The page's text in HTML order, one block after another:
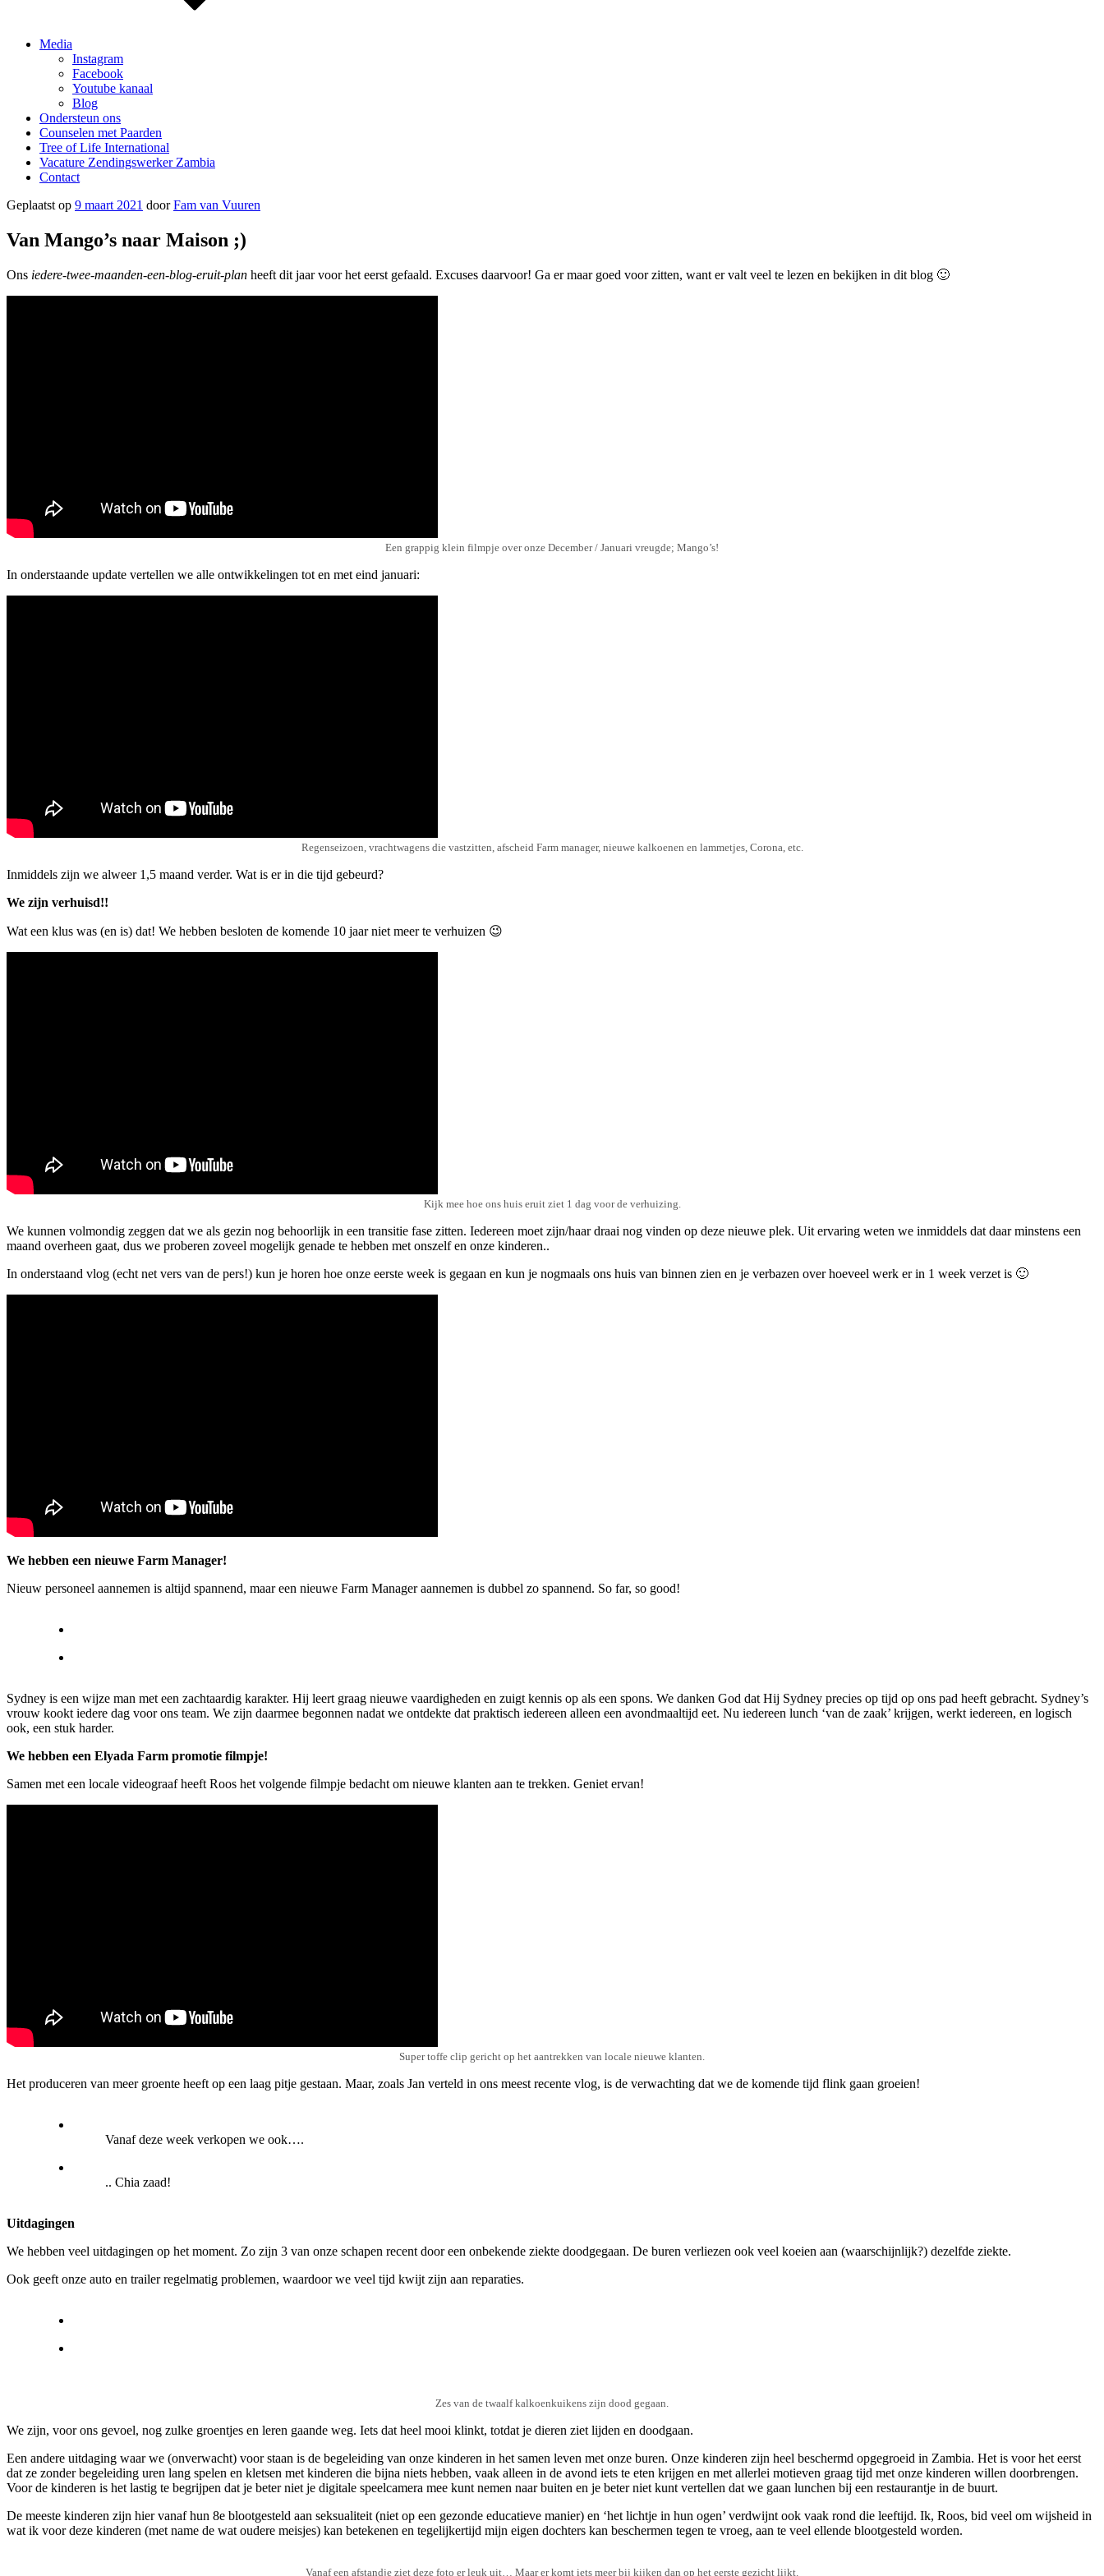
Media
Instagram
Facebook
Youtube kanaal
Blog
Ondersteun ons
Counselen met Paarden
Tree of Life International
Vacature Zendingswerker Zambia
Contact
Geplaatst op 9 maart 2021 doorFam van Vuuren
Van Mango’s naar Maison ;)
Ons iedere-twee-maanden-een-blog-eruit-plan heeft dit jaar voor het eerst gefaald. Excuses daarvoor! Ga er maar goed voor zitten, want er valt veel te lezen en bekijken in dit blog 🙂
Een grappig klein filmpje over onze December / Januari vreugde; Mango’s!
In onderstaande update vertellen we alle ontwikkelingen tot en met eind januari:
Regenseizoen, vrachtwagens die vastzitten, afscheid Farm manager, nieuwe kalkoenen en lammetjes, Corona, etc.
Inmiddels zijn we alweer 1,5 maand verder. Wat is er in die tijd gebeurd?
We zijn verhuisd!!
Wat een klus was (en is) dat! We hebben besloten de komende 10 jaar niet meer te verhuizen 😉
Kijk mee hoe ons huis eruit ziet 1 dag voor de verhuizing.
We kunnen volmondig zeggen dat we als gezin nog behoorlijk in een transitie fase zitten. Iedereen moet zijn/haar draai nog vinden op deze nieuwe plek. Uit ervaring weten we inmiddels dat daar minstens een
maand overheen gaat, dus we proberen zoveel mogelijk genade te hebben met onszelf en onze kinderen..
In onderstaand vlog (echt net vers van de pers!) kun je horen hoe onze eerste week is gegaan en kun je nogmaals ons huis van binnen zien en je verbazen over hoeveel werk er in 1 week verzet is 🙂
We hebben een nieuwe Farm Manager!
Nieuw personeel aannemen is altijd spannend, maar een nieuwe Farm Manager aannemen is dubbel zo spannend. So far, so good!
Sydney is een wijze man met een zachtaardig karakter. Hij leert graag nieuwe vaardigheden en zuigt kennis op als een spons. We danken God dat Hij Sydney precies op tijd op ons pad heeft gebracht. Sydney’s
vrouw kookt iedere dag voor ons team. We zijn daarmee begonnen nadat we ontdekte dat praktisch iedereen alleen een avondmaaltijd eet. Nu iedereen lunch ‘van de zaak’ krijgen, werkt iedereen, en logisch
ook, een stuk harder.
We hebben een Elyada Farm promotie filmpje!
Samen met een locale videograaf heeft Roos het volgende filmpje bedacht om nieuwe klanten aan te trekken. Geniet ervan!
Super toffe clip gericht op het aantrekken van locale nieuwe klanten.
Het produceren van meer groente heeft op een laag pitje gestaan. Maar, zoals Jan verteld in ons meest recente vlog, is de verwachting dat we de komende tijd flink gaan groeien!
Vanaf deze week verkopen we ook….
.. Chia zaad!
Uitdagingen
We hebben veel uitdagingen op het moment. Zo zijn 3 van onze schapen recent door een onbekende ziekte doodgegaan. De buren verliezen ook veel koeien aan (waarschijnlijk?) dezelfde ziekte.
Ook geeft onze auto en trailer regelmatig problemen, waardoor we veel tijd kwijt zijn aan reparaties.
Zes van de twaalf kalkoenkuikens zijn dood gegaan.
We zijn, voor ons gevoel, nog zulke groentjes en leren gaande weg. Iets dat heel mooi klinkt, totdat je dieren ziet lijden en doodgaan.
Een andere uitdaging waar we (onverwacht) voor staan is de begeleiding van onze kinderen in het samen leven met onze buren. Onze kinderen zijn heel beschermd opgegroeid in Zambia. Het is voor het eerst
dat ze zonder begeleiding uren lang spelen en kletsen met kinderen die bijna niets hebben, vaak alleen in de avond iets te eten krijgen en met allerlei motieven graag tijd met onze kinderen willen doorbrengen.
Voor de kinderen is het lastig te begrijpen dat je beter niet je digitale speelcamera mee kunt nemen naar buiten en je beter niet kunt vertellen dat we gaan lunchen bij een restaurantje in de buurt.
De meeste kinderen zijn hier vanaf hun 8e blootgesteld aan seksualiteit (niet op een gezonde educatieve manier) en ‘het lichtje in hun ogen’ verdwijnt ook vaak rond die leeftijd. Ik, Roos, bid veel om wijsheid in
wat ik voor deze kinderen (met name de wat oudere meisjes) kan betekenen en tegelijkertijd mijn eigen dochters kan beschermen tegen te vroeg, aan te veel ellende blootgesteld worden.
Vanaf een afstandje ziet deze foto er leuk uit… Maar er komt iets meer bij kijken dan op het eerste gezicht lijkt.